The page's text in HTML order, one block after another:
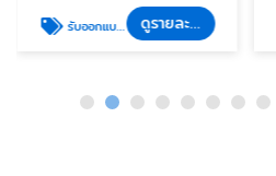
รับออกแบบคุมงานก่อสร้างอาคารสูง ดูรายละเอียด